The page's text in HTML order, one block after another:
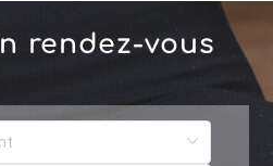
rendez-vous